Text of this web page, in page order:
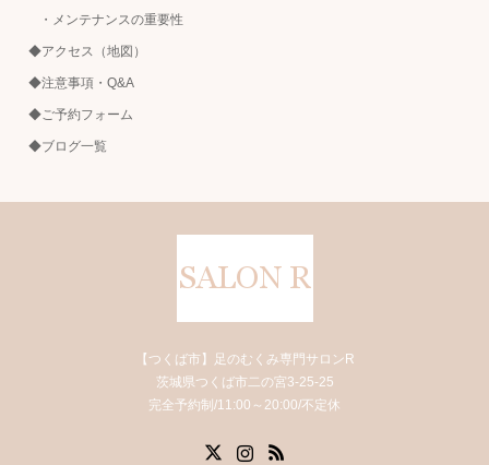
・メンテナンスの重要性
◆アクセス（地図）
◆注意事項・Q&A
◆ご予約フォーム
◆ブログ一覧
【つくば市】足のむくみ専門サロンR
茨城県つくば市二の宮3-25-25
完全予約制/11:00～20:00/不定休